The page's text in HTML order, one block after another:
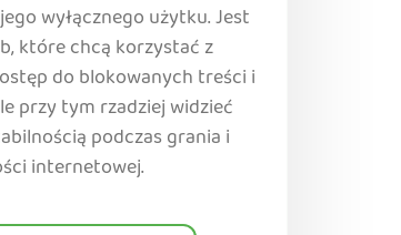
wyłącznego użytku. Jest
które chcą korzystać z
do blokowanych treści i
przy tym rzadziej widzieć
podczas grania i
internetowej.